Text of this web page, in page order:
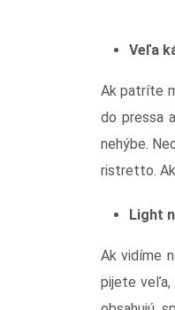
Veľa
Ak patríte
do pressa
nehýbe.
ristretto.
Light
Ak vidíme
pijete veľa,